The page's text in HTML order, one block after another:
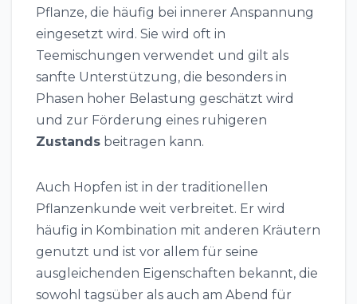
Pflanze, die häufig bei innerer Anspannung
eingesetzt wird. Sie wird oft in
Teemischungen verwendet und gilt als
sanfte Unterstützung, die besonders in
Phasen hoher Belastung geschätzt wird
und zur Förderung eines ruhigeren
Zustands beitragen kann.
Auch Hopfen ist in der traditionellen
Pflanzenkunde weit verbreitet. Er wird
häufig in Kombination mit anderen Kräutern
genutzt und ist vor allem für seine
ausgleichenden Eigenschaften bekannt, die
sowohl tagsüber als auch am Abend für